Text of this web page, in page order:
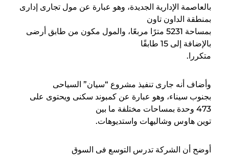
بالعاصمة الإدارية الجديدة، وهو عبارة عن مول تجارى إدارى
بمنطقة الداون تاون
بمساحة 5231 مترًا مربعًا، والمول مكون من طابق أرضى
بالإضافة إلى 15 طابقًا
متكررا.
وأضاف أنه جارى تنفيذ مشروع “سيان” السياحى
بجنوب سيناء، وهو عبارة عن كمبوند سكنى ويحتوى على
473 وحدة بمساحات مختلفة ما بين
توين هاوس وشاليهات واستديوهات.
أوضح أن الشركة تدرس التوسع فى السوق